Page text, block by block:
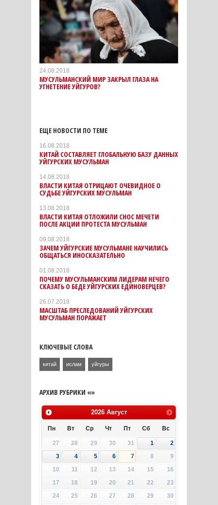
24.08.2018
МУСУЛЬМАНСКИЙ МИР ЗАКРЫЛ ГЛАЗА НА
УГНЕТЕНИЕ УЙГУРОВ?
ЕЩЕ НОВОСТИ ПО ТЕМЕ
16.08.2018
КИТАЙ СОСТАВЛЯЕТ ГЛОБАЛЬНУЮ БАЗУ ДАННЫХ
УЙГУРСКИХ МУСУЛЬМАН
14.08.2018
ВЛАСТИ КИТАЯ ОТРИЦАЮТ ОЧЕВИДНОЕ О
СУДЬБЕ УЙГУРСКИХ МУСУЛЬМАН
13.08.2018
ВЛАСТИ КИТАЯ ОТЛОЖИЛИ СНОС МЕЧЕТИ
ПОСЛЕ АКЦИИ ПРОТЕСТА МУСУЛЬМАН
09.08.2018
ЗАЧЕМ УЙГУРСКИЕ МУСУЛЬМАНЕ НАУЧИЛИСЬ
ОБЩАТЬСЯ ИНОСКАЗАТЕЛЬНО
01.08.2018
ПОЧЕМУ МУСУЛЬМАНСКИМ ЛИДЕРАМ НЕЧЕГО
СКАЗАТЬ О БЕДЕ УЙГУРСКИХ ЕДИНОВЕРЦЕВ?
26.07.2018
МАСШТАБ ПРЕСЛЕДОВАНИЙ УЙГУРСКИХ
МУСУЛЬМАН ПОРАЖАЕТ
КЛЮЧЕВЫЕ СЛОВА
китай ислам уйгуры
АРХИВ РУБРИКИ «»
2026 Август
Пн Вт Ср Чт Пт Сб Вс
27 28 29 30 31 1
2
3
4 5 6 7 8
9
10
11 12 13 14 15
16
17
18 19 20 21 22
23
24
25 26 27 28 29
30